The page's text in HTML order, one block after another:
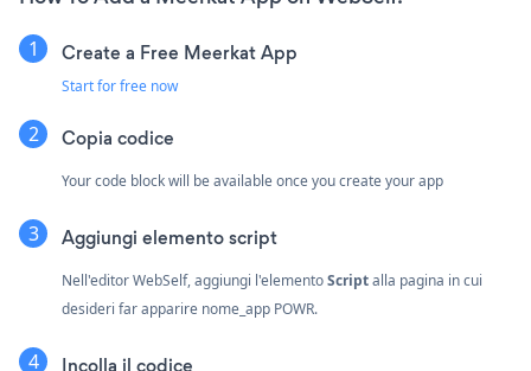
Create a Free Meerkat App
Start for free now
Copia codice
Your code block will be available once you create your app
Aggiungi elemento script
Nell'editor WebSelf, aggiungi l'elementoScriptalla pagina in cui
desideri far apparire nome_app POWR.
Incolla il codice